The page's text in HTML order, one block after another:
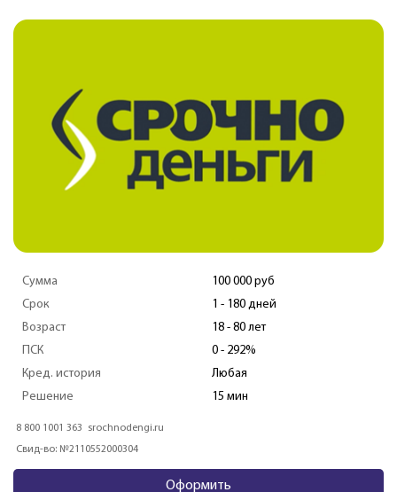
Сумма
100 000 руб
Срок
3 - 180 дней
Возраст
18 - 80 лет
ПСК
0 - 292%
Кред. история
Любая
Решение
1 мин
8 800 700 43 44 bistrodengi.ru
Свид-во: №2110573000002
Оформить